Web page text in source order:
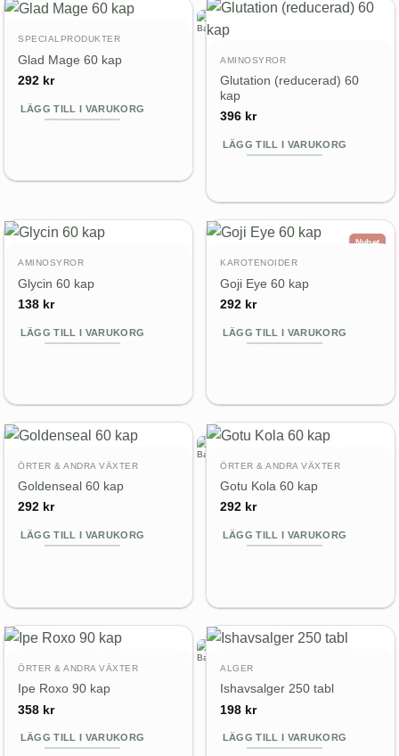
SPECIALPRODUKTER
Glad Mage 60 kap
292 kr
LÄGG TILL I VARUKORG
AMINOSYROR
Glutation (reducerad) 60
kap
396 kr
LÄGG TILL I VARUKORG
AMINOSYROR
Glycin 60 kap
138 kr
LÄGG TILL I VARUKORG
Nyhet
KAROTENOIDER
Goji Eye 60 kap
292 kr
LÄGG TILL I VARUKORG
ÖRTER & ANDRA VÄXTER
Goldenseal 60 kap
292 kr
LÄGG TILL I VARUKORG
ÖRTER & ANDRA VÄXTER
Gotu Kola 60 kap
292 kr
LÄGG TILL I VARUKORG
ÖRTER & ANDRA VÄXTER
Ipe Roxo 90 kap
358 kr
LÄGG TILL I VARUKORG
ALGER
Ishavsalger 250 tabl
198 kr
LÄGG TILL I VARUKORG